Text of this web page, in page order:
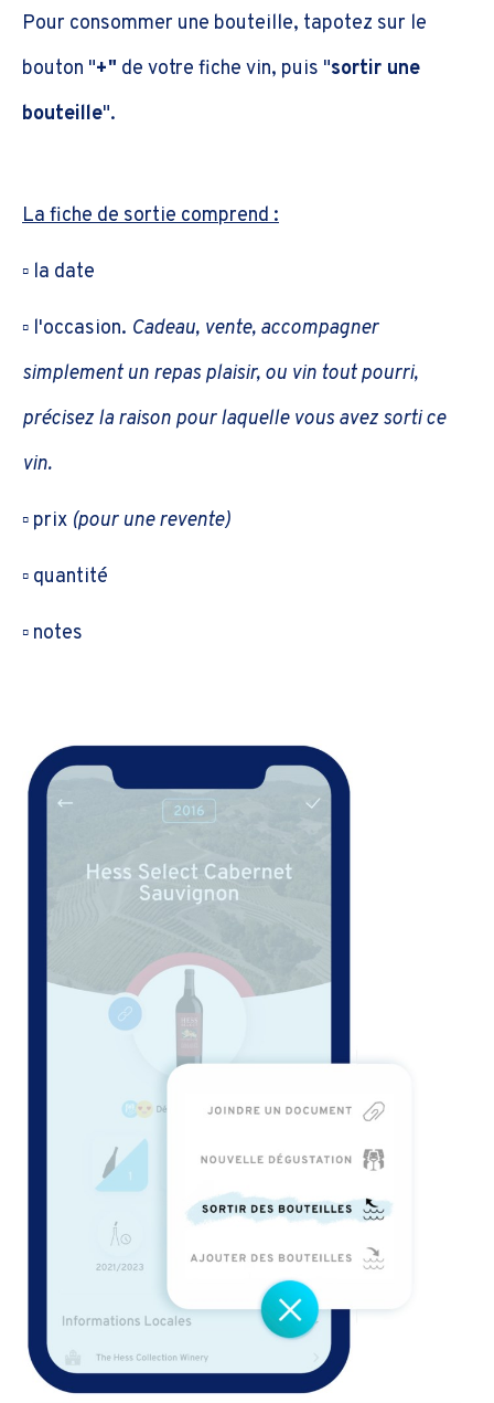
Pour consommer une bouteille, tapotez sur le
bouton "+" de votre fiche vin, puis "sortir une
bouteille".
La fiche de sortie comprend :
▫️ la date
▫️ l'occasion. Cadeau, vente, accompagner
simplement un repas plaisir, ou vin tout pourri,
précisez la raison pour laquelle vous avez sorti ce
vin.
▫️ prix (pour une revente)
▫️ quantité
▫️ notes